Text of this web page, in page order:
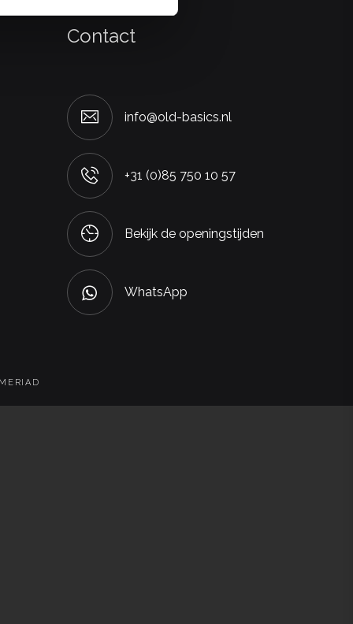
Contact
info@old-basics.nl
+31 (0)85 750 10 57
Bekijk de openingstijden
WhatsApp